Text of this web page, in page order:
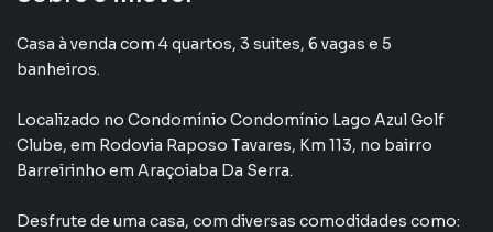
Casa à venda com 4 quartos, 3 suites, 6 vagas e 5
banheiros.
Localizado no Condomínio Condomínio Lago Azul Golf
Clube, em Rodovia Raposo Tavares, Km 113, no bairro
Barreirinho em Araçoiaba Da Serra.
Desfrute de uma casa, com diversas comodidades como: